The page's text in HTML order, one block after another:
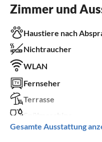
Zimmer und
Haustiere nach
Nichtraucher
WLAN
Fernseher
Terrasse
Gesamte Ausstattung